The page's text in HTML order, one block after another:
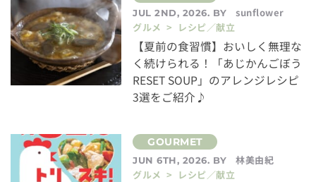
JUL 2ND, 2026. BY
sunflower
グルメ > レシピ／献立
【夏前の食習慣】おいしく無理な
く続けられる！「あじかんごぼう
RESET SOUP」のアレンジレシピ
3選をご紹介♪
JUN 6TH, 2026. BY
林美由紀
グルメ > レシピ／献立